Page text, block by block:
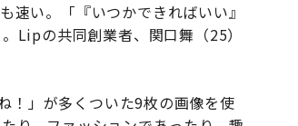
速い。「『いつかできればいい』
Lipの共同創業者、関口舞（25）
！」が多くついた9枚の画像を使